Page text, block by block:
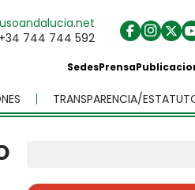
744 744 592
SedesPrensa
TRANSPARENCIA/